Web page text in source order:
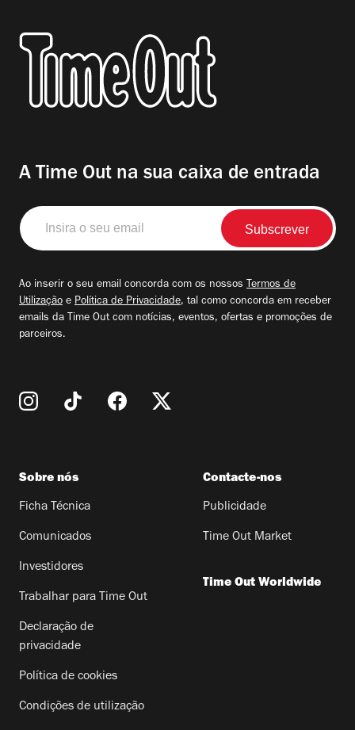
A Time Out na sua caixa de entrada
Insira
o
seu
Ao inserir o seu email concorda com os nossos Termos de
Utilização e Política de Privacidade, tal como concorda em receber
emails da Time Out com notícias, eventos, ofertas e promoções de
parceiros.
Sobre nós
Ficha Técnica
Comunicados
Investidores
Trabalhar para Time Out
Declaração de
privacidade
Política de cookies
Condições de utilização
Contacte-nos
Publicidade
Time Out Market
Time Out Worldwide